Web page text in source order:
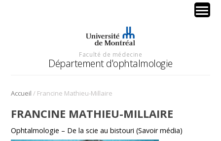
Faculté de médecine
Département d'ophtalmologie
Accueil / Francine Mathieu-Millaire
FRANCINE MATHIEU-MILLAIRE
Ophtalmologie – De la scie au bistouri (Savoir média)